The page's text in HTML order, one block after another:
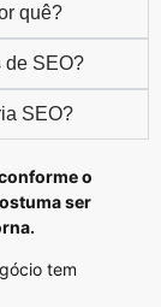
quê?
de SEO?
SEO?
o
ser
tem